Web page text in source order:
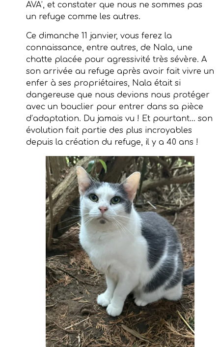
AVA’, et constater que nous ne sommes pas
un refuge comme les autres.
Ce dimanche 11 janvier, vous ferez la
connaissance, entre autres, de Nala, une
chatte placée pour agressivité très sévère. A
son arrivée au refuge après avoir fait vivre un
enfer à ses propriétaires, Nala était si
dangereuse que nous devions nous protéger
avec un bouclier pour entrer dans sa pièce
d’adaptation. Du jamais vu ! Et pourtant… son
évolution fait partie des plus incroyables
depuis la création du refuge, il y a 40 ans !